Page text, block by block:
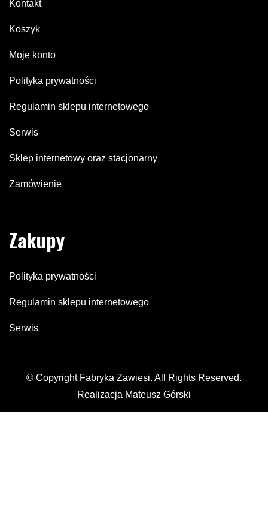
Kontakt
Koszyk
Moje konto
Polityka prywatności
Regulamin sklepu internetowego
Serwis
Sklep internetowy oraz stacjonarny
Zamówienie
Zakupy
Polityka prywatności
Regulamin sklepu internetowego
Serwis
© Copyright Fabryka Zawiesi. All Rights Reserved.
Realizacja Mateusz Górski